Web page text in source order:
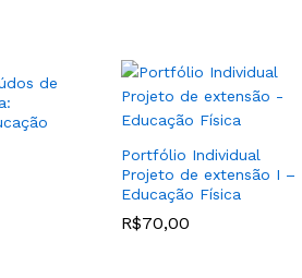
de
Portfólio Individual
Projeto de extensão I –
Educação Física
R$70,00
R$70,00